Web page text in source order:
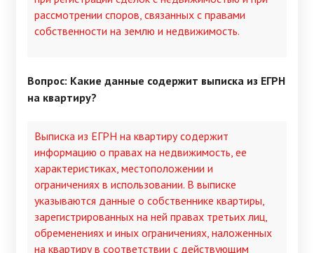
рассмотрении споров, связанных с правами
собственности на землю и недвижимость.
Вопрос: Какие данные содержит выписка из ЕГРН
на квартиру?
Выписка из ЕГРН на квартиру содержит
информацию о правах на недвижимость, ее
характеристиках, местоположении и
ограничениях в использовании. В выписке
указываются данные о собственнике квартиры,
зарегистрированных на ней правах третьих лиц,
обременениях и иных ограничениях, наложенных
на квартиру в соответствии с действующим